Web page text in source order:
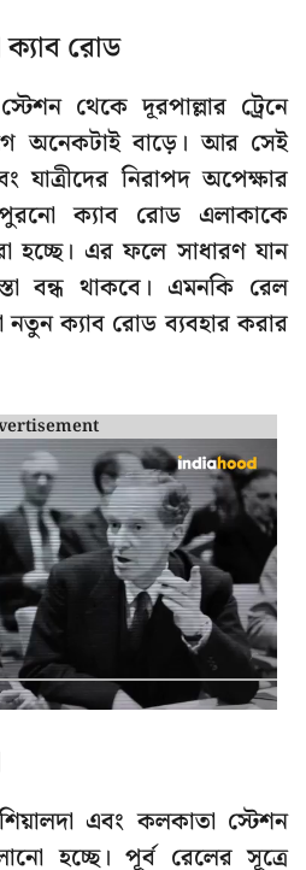
ক্যাব রোড
থেকে দূরপাল্লার ট্রেনে
অনেকটাই বাড়ে। আর সেই
যাত্রীদের নিরাপদ অপেক্ষার
ক্যাব রোড এলাকাকে
হচ্ছে। এর ফলে সাধারণ যান
বন্ধ থাকবে। এমনকি রেল
নতুন ক্যাব রোড ব্যবহার করার
এবং কলকাতা স্টেশন
হচ্ছে। পূর্ব রেলের সূত্রে